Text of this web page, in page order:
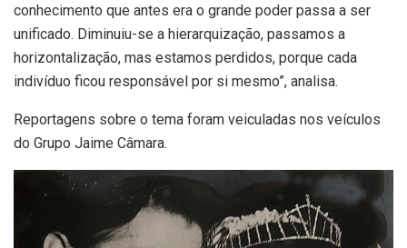
conhecimento que antes era o grande poder passa a ser
unificado. Diminuiu-se a hierarquização, passamos a
horizontalização, mas estamos perdidos, porque cada
indivíduo ficou responsável por si mesmo”, analisa.
Reportagens sobre o tema foram veiculadas nos veículos
do Grupo Jaime Câmara.